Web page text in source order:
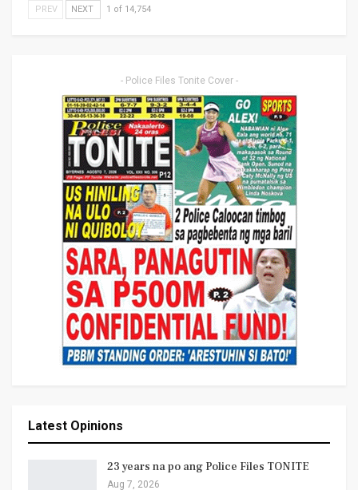
PREV NEXT 1 of 14,754
- Police Files Tonite Cover -
Latest Opinions
23 years na po ang Police Files TONITE
Aug 7, 2026